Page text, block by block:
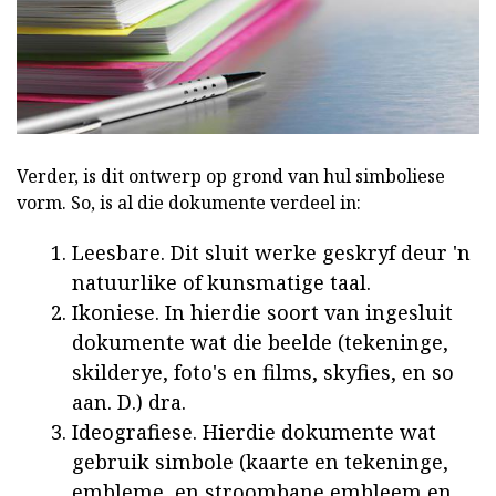
Verder, is dit ontwerp op grond van hul simboliese
vorm. So, is al die dokumente verdeel in:
Leesbare. Dit sluit werke geskryf deur 'n
natuurlike of kunsmatige taal.
Ikoniese. In hierdie soort van ingesluit
dokumente wat die beelde (tekeninge,
skilderye, foto's en films, skyfies, en so
aan. D.) dra.
Ideografiese. Hierdie dokumente wat
gebruik simbole (kaarte en tekeninge,